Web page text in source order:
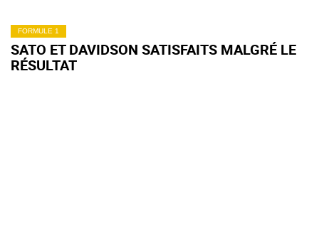
FORMULE 1
SATO ET DAVIDSON SATISFAITS MALGRÉ LE
RÉSULTAT